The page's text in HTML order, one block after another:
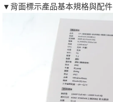
▼背面標示產品基本規格與配件